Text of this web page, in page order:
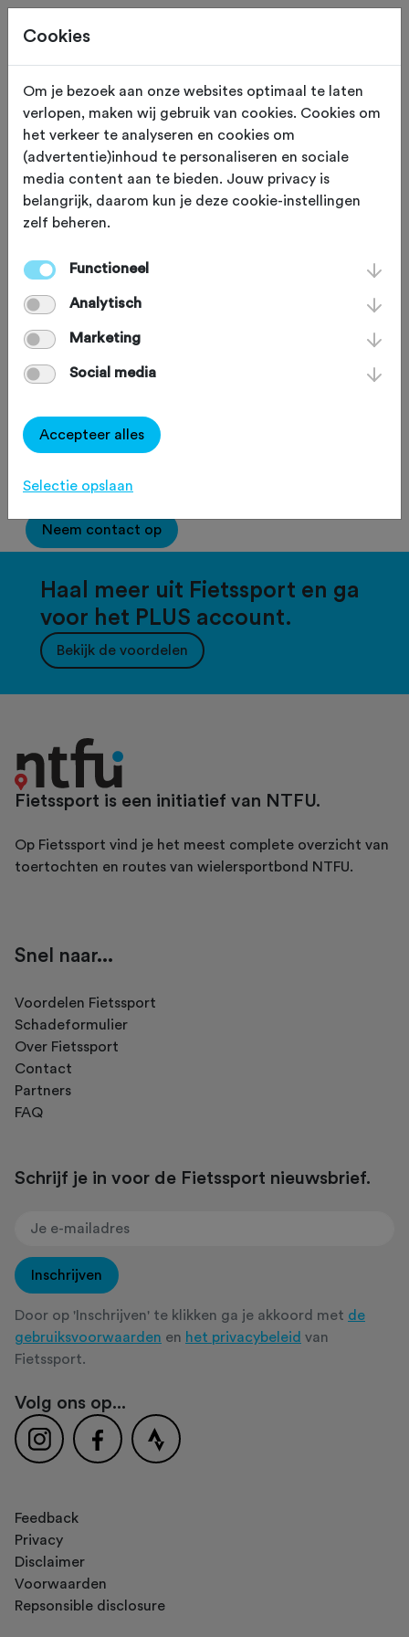
Neem contact op
Met WTV Centurion
Neem contact op
Haal meer uit Fietssport en ga
voor het PLUS account.
Bekijk de voordelen
Fietssport is een initiatief van NTFU.
Op Fietssport vind je het meest complete overzicht van
toertochten en routes van wielersportbond NTFU.
Snel naar...
Voordelen Fietssport
Schadeformulier
Over Fietssport
Contact
Partners
FAQ
Schrijf je in voor de Fietssport nieuwsbrief.
Inschrijven
Door op 'Inschrijven' te klikken ga je akkoord met de
gebruiksvoorwaarden en het privacybeleid van
Fietssport.
Volg ons op...
Feedback
Privacy
Disclaimer
Voorwaarden
Repsonsible disclosure
Cookies
Om je bezoek aan onze websites optimaal te laten
verlopen, maken wij gebruik van cookies. Cookies om
het verkeer te analyseren en cookies om
(advertentie)inhoud te personaliseren en sociale
media content aan te bieden. Jouw privacy is
belangrijk, daarom kun je deze cookie-instellingen
zelf beheren.
Functioneel
Analytisch
Marketing
Social media
Accepteer alles
Selectie opslaan